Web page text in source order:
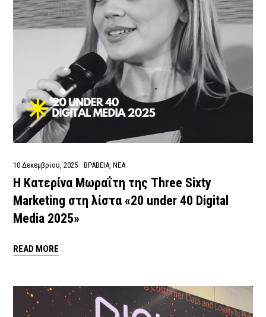
10 Δεκεμβρίου, 2025 ΒΡΑΒΕΙΑ ,ΝΕΑ
Η Κατερίνα Μωραΐτη της Three Sixty
Marketing στη λίστα «20 under 40 Digital
Media 2025»
READ MORE